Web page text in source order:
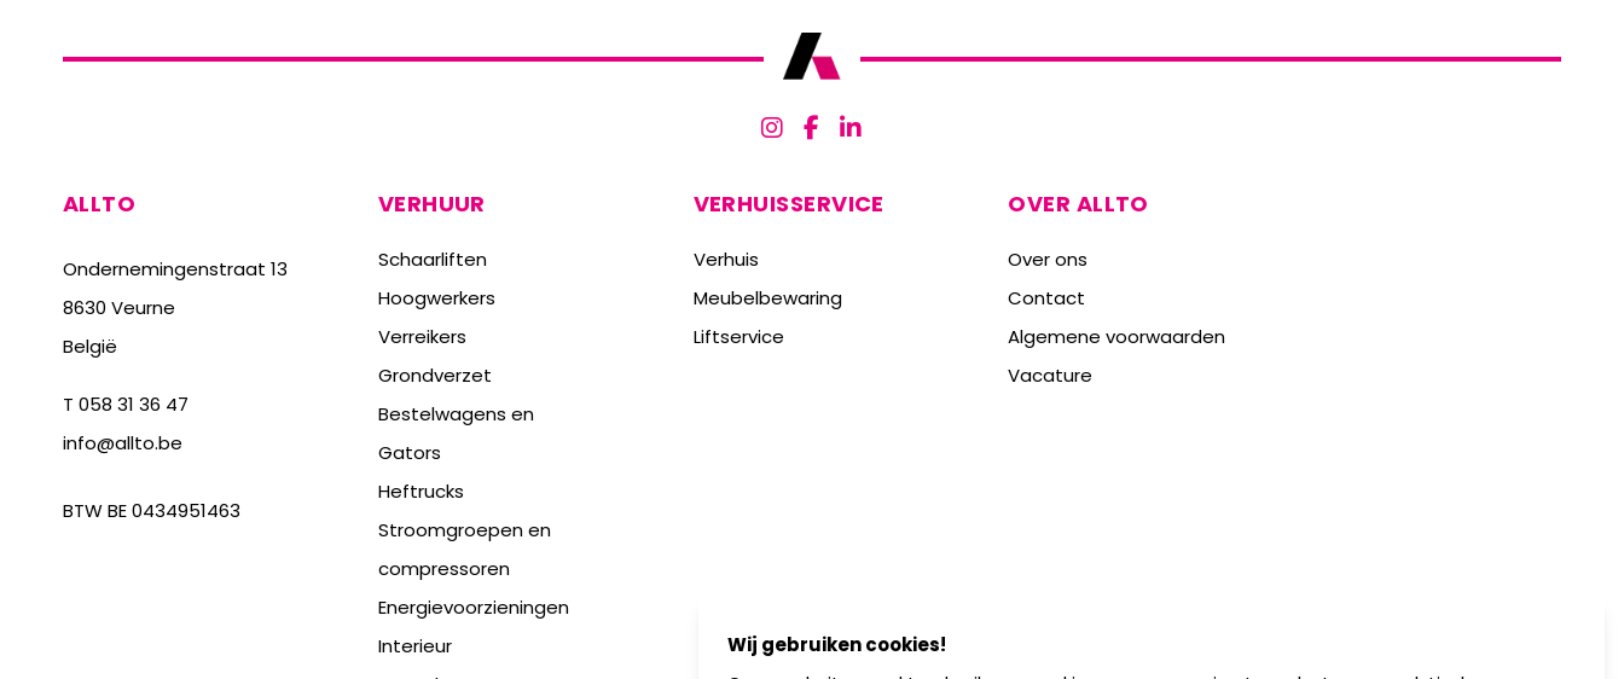
ALLTO
Ondernemingenstraat 13
8630 Veurne
België
T 058 31 36 47
info@allto.be
BTW BE 0434951463
VERHUUR
Schaarliften
Hoogwerkers
Verreikers
Grondverzet
Bestelwagens en
Gators
Heftrucks
Stroomgroepen en
compressoren
Energievoorzieningen
Interieur
VERHUISSERVICE
Verhuis
Meubelbewaring
Liftservice
OVER ALLTO
Over ons
Contact
Algemene voorwaarden
Vacature
Wij gebruiken cookies!